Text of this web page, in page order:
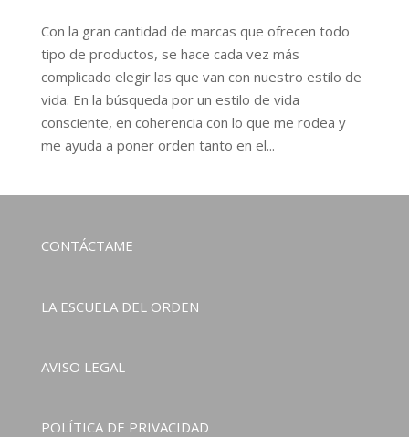
Con la gran cantidad de marcas que ofrecen todo
tipo de productos, se hace cada vez más
complicado elegir las que van con nuestro estilo de
vida. En la búsqueda por un estilo de vida
consciente, en coherencia con lo que me rodea y
me ayuda a poner orden tanto en el...
CONTÁCTAME
LA ESCUELA DEL ORDEN
AVISO LEGAL
POLÍTICA DE PRIVACIDAD